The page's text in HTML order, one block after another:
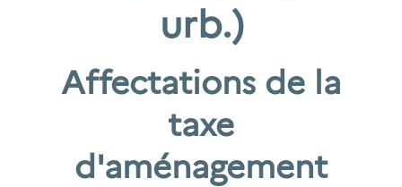
urb.)
Affectations de la
taxe
d'aménagement